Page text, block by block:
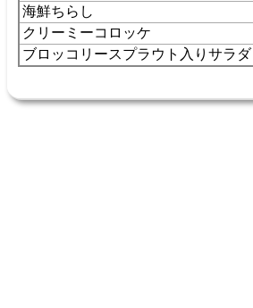
海鮮ちらし
クリーミーコロッケ
ブロッコリースプラウト入りサラダ